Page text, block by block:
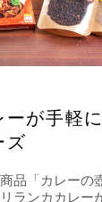
が手軽
ズ
品「カレーの
ランカカレー